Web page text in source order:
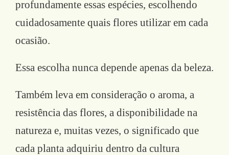
profundamente essas espécies, escolhendo
cuidadosamente quais flores utilizar em cada
ocasião.
Essa escolha nunca depende apenas da beleza.
Também leva em consideração o aroma, a
resistência das flores, a disponibilidade na
natureza e, muitas vezes, o significado que
cada planta adquiriu dentro da cultura